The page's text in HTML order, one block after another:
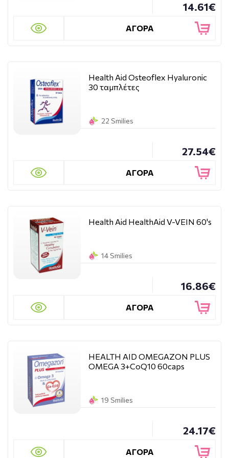
14.61€
ΑΓΟΡΑ
Health Aid Osteoflex Hyaluronic
30 ταμπλέτες
22 Smilies
27.54€
ΑΓΟΡΑ
Health Aid HealthAid V-VEIN 60's
14 Smilies
16.86€
ΑΓΟΡΑ
HEALTH AID OMEGAZON PLUS
OMEGA 3+CoQ10 60caps
19 Smilies
24.17€
ΑΓΟΡΑ